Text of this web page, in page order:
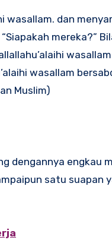
wasallam. dan
mereka?”
wasallam
Muslim)
dengannya engkau
satu suapan